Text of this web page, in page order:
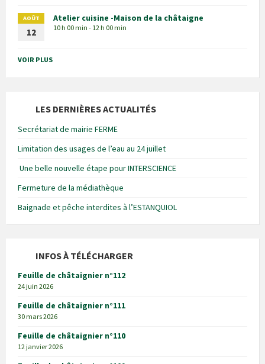
AOÛT
12
Atelier cuisine -Maison de la châtaigne
10 h 00 min - 12 h 00 min
VOIR PLUS
LES DERNIÈRES ACTUALITÉS
Secrétariat de mairie FERME
Limitation des usages de l’eau au 24 juillet
Une belle nouvelle étape pour INTERSCIENCE
Fermeture de la médiathèque
Baignade et pêche interdites à l’ESTANQUIOL
INFOS À TÉLÉCHARGER
Feuille de châtaignier n°112
24 juin 2026
Feuille de châtaignier n°111
30 mars 2026
Feuille de châtaignier n°110
12 janvier 2026